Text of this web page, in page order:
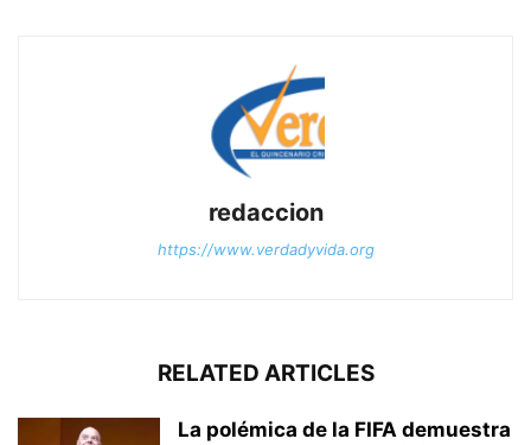
redaccion
https://www.verdadyvida.org
RELATED ARTICLES
La polémica de la FIFA demuestra